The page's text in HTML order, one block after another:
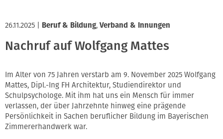
26.11.2025 Beruf & Bildung, Verband & Innungen
Nachruf auf Wolfgang Mattes
Im Alter von 75 Jahren verstarb am 9. November 2025 Wolfgang
Mattes, Dipl.-Ing FH Architektur, Studiendirektor und
Schulpsychologe. Mit ihm hat uns ein Mensch für immer
verlassen, der über Jahrzehnte hinweg eine prägende
Persönlichkeit in Sachen beruflicher Bildung im Bayerischen
Zimmererhandwerk war.